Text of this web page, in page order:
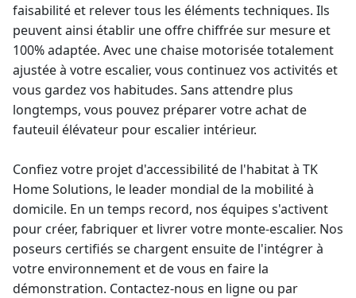
faisabilité et relever tous les éléments techniques. Ils
peuvent ainsi établir une offre chiffrée sur mesure et
100% adaptée. Avec une chaise motorisée totalement
ajustée à votre escalier, vous continuez vos activités et
vous gardez vos habitudes. Sans attendre plus
longtemps, vous pouvez préparer votreachat de
fauteuil élévateur pour escalier intérieur.
Confiez votre projet d'accessibilité de l'habitat à TK
Home Solutions, le leader mondial de la mobilité à
domicile. En un temps record, nos équipes s'activent
pour créer, fabriquer et livrer votre monte-escalier. Nos
poseurs certifiés se chargent ensuite de l'intégrer à
votre environnement et de vous en faire la
démonstration. Contactez-nous en ligne ou par